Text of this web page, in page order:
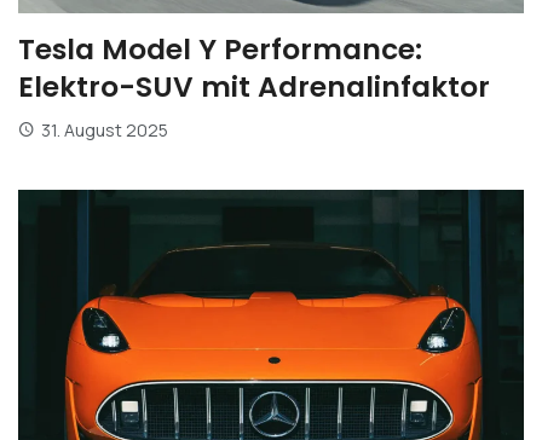
Tesla Model Y Performance:
Elektro-SUV mit Adrenalinfaktor
31. August 2025